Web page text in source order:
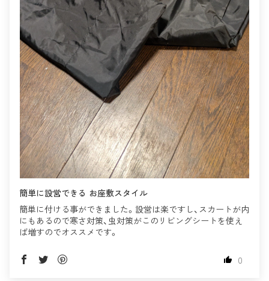
簡単に設営できる お座敷スタイル
簡単に付ける事ができました。設営は楽ですし、スカートが内
にもあるので寒さ対策、虫対策がこのリビングシートを使え
ば増すのでオススメです。
0